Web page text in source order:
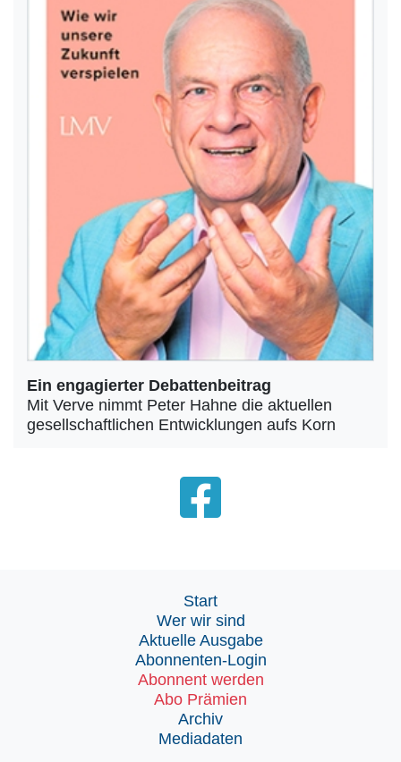
Ein engagierter Debattenbeitrag
Mit Verve nimmt Peter Hahne die aktuellen
gesellschaftlichen Entwicklungen aufs Korn
Start
Wer wir sind
Aktuelle Ausgabe
Abonnenten-Login
Abonnent werden
Abo Prämien
Archiv
Mediadaten